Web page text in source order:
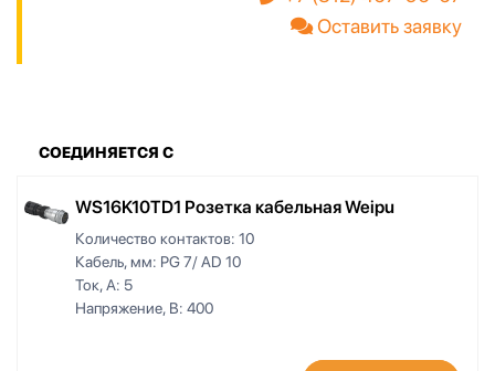
Оставить заявку
СОЕДИНЯЕТСЯ С
WS16K10TD1 Розетка кабельная Weipu
Количество контактов: 10
Кабель, мм: PG 7/ AD 10
Ток, А: 5
Напряжение, В: 400